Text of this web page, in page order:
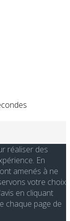
réaliser des
En
amenés à ne
votre choix
en cliquant
chaque page de